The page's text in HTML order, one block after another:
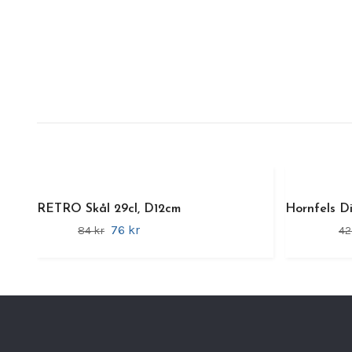
RETRO Skål 29cl, D12cm
84 kr 76 kr
Hornfels